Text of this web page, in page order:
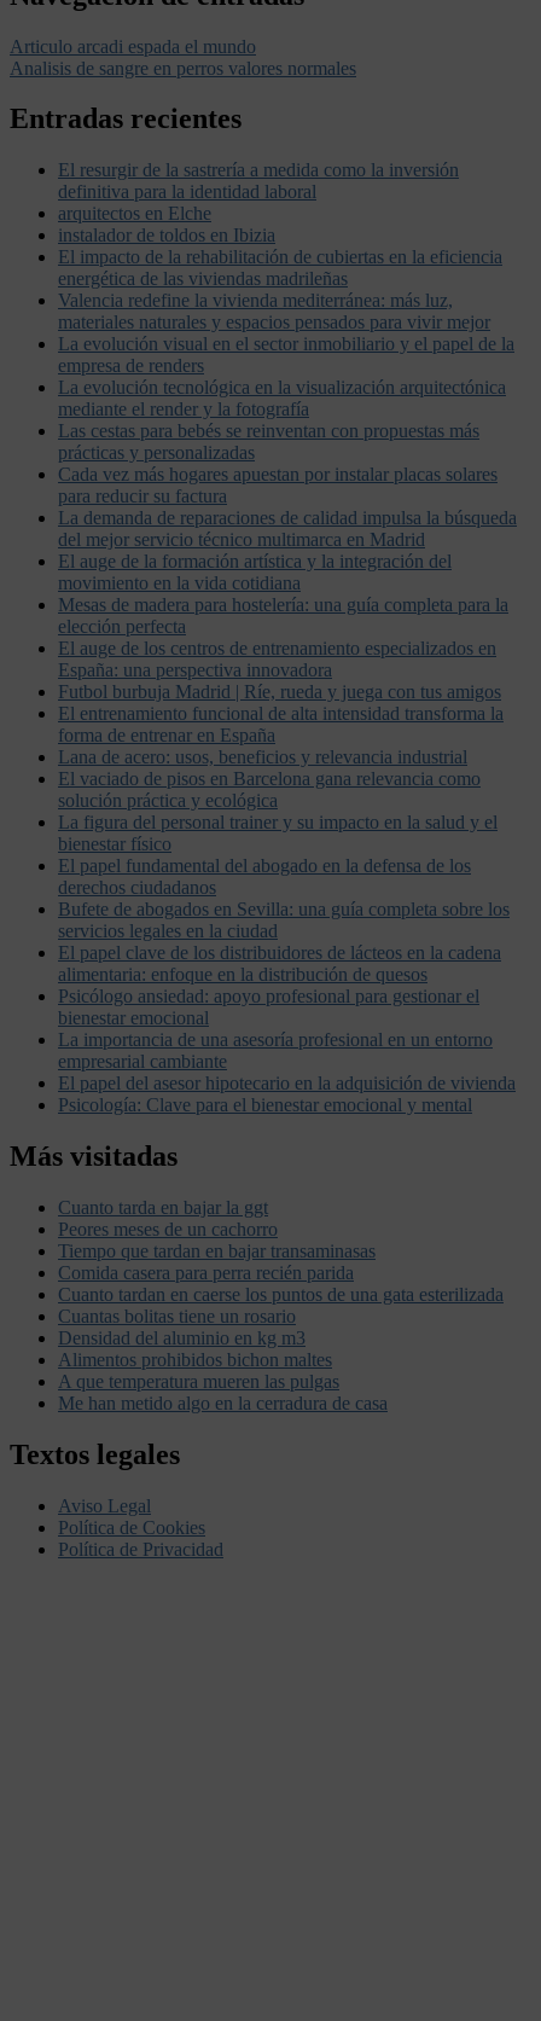
Articulo arcadi espada el mundo
Analisis de sangre en perros valores normales
Entradas recientes
El resurgir de la sastrería a medida como la inversión
definitiva para la identidad laboral
arquitectos en Elche
instalador de toldos en Ibizia
El impacto de la rehabilitación de cubiertas en la eficiencia
energética de las viviendas madrileñas
Valencia redefine la vivienda mediterránea: más luz,
materiales naturales y espacios pensados para vivir mejor
La evolución visual en el sector inmobiliario y el papel de la
empresa de renders
La evolución tecnológica en la visualización arquitectónica
mediante el render y la fotografía
Las cestas para bebés se reinventan con propuestas más
prácticas y personalizadas
Cada vez más hogares apuestan por instalar placas solares
para reducir su factura
La demanda de reparaciones de calidad impulsa la búsqueda
del mejor servicio técnico multimarca en Madrid
El auge de la formación artística y la integración del
movimiento en la vida cotidiana
Mesas de madera para hostelería: una guía completa para la
elección perfecta
El auge de los centros de entrenamiento especializados en
España: una perspectiva innovadora
Futbol burbuja Madrid | Ríe, rueda y juega con tus amigos
El entrenamiento funcional de alta intensidad transforma la
forma de entrenar en España
Lana de acero: usos, beneficios y relevancia industrial
El vaciado de pisos en Barcelona gana relevancia como
solución práctica y ecológica
La figura del personal trainer y su impacto en la salud y el
bienestar físico
El papel fundamental del abogado en la defensa de los
derechos ciudadanos
Bufete de abogados en Sevilla: una guía completa sobre los
servicios legales en la ciudad
El papel clave de los distribuidores de lácteos en la cadena
alimentaria: enfoque en la distribución de quesos
Psicólogo ansiedad: apoyo profesional para gestionar el
bienestar emocional
La importancia de una asesoría profesional en un entorno
empresarial cambiante
El papel del asesor hipotecario en la adquisición de vivienda
Psicología: Clave para el bienestar emocional y mental
Más visitadas
Cuanto tarda en bajar la ggt
Peores meses de un cachorro
Tiempo que tardan en bajar transaminasas
Comida casera para perra recién parida
Cuanto tardan en caerse los puntos de una gata esterilizada
Cuantas bolitas tiene un rosario
Densidad del aluminio en kg m3
Alimentos prohibidos bichon maltes
A que temperatura mueren las pulgas
Me han metido algo en la cerradura de casa
Textos legales
Aviso Legal
Política de Cookies
Política de Privacidad